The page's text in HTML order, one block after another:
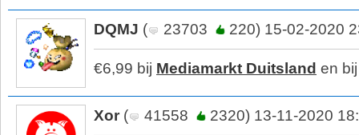
DQMJ ( 23703 220) 15-02-2020
€6,99 bij Mediamarkt Duitsland en
Xor ( 41558 2320) 13-11-2020